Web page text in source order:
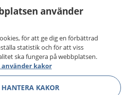
din hälsa och vård
om hälsa och information om
mottagningar du kan kontakta.
din journal och göra dina
använder
för att ge dig en förbättrad
statistik och för att viss
ska fungera på webbplatsen.
använder kakor
HANTERA KAKOR